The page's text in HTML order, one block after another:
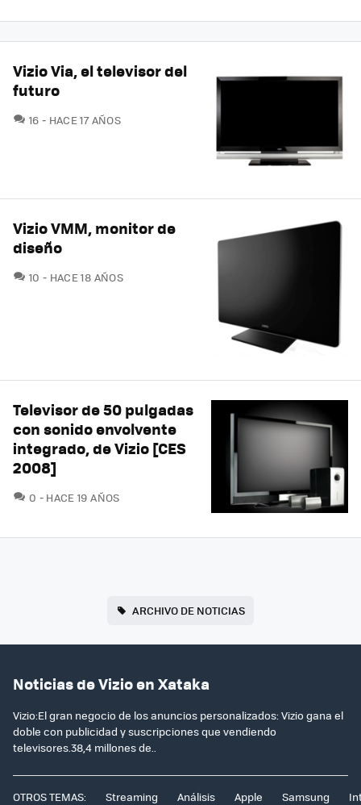
Vizio Via, el televisor del
futuro
16 COMENTARIOS
HACE 17 AÑOS
Vizio VMM, monitor de
diseño
10 COMENTARIOS
HACE 18 AÑOS
Televisor de 50 pulgadas
con sonido envolvente
integrado, de Vizio [CES
2008]
0 COMENTARIOS
HACE 19 AÑOS
ARCHIVO DE NOTICIAS
Noticias de Vizio en Xataka
Vizio:El gran negocio de los anuncios personalizados: Vizio gana el
doble con publicidad y suscripciones que vendiendo
televisores.38,4 millones de..
OTROS TEMAS: Streaming Análisis Apple Samsung